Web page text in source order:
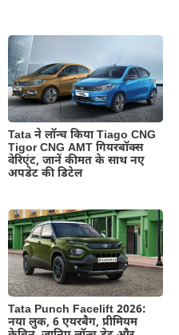
Tata ने लॉन्च किया Tiago CNG
Tigor CNG AMT गियरबॉक्स
वेरिएंट, जानें कीमत के साथ नए
अपडेट की डिटेल
Tata Punch Facelift 2026:
नया लुक, 6 एयरबैग, प्रीमियम